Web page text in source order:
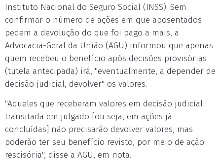
Instituto Nacional do Seguro Social (INSS). Sem
confirmar o número de ações em que aposentados
pedem a devolução do que foi pago a mais, a
Advocacia-Geral da União (AGU) informou que apenas
quem recebeu o benefício após decisões provisórias
(tutela antecipada) irá, "eventualmente, a depender de
decisão judicial, devolver" os valores.
"Aqueles que receberam valores em decisão judicial
transitada em julgado [ou seja, em ações já
concluídas] não precisarão devolver valores, mas
poderão ter seu benefício revisto, por meio de ação
rescisória", disse a AGU, em nota.